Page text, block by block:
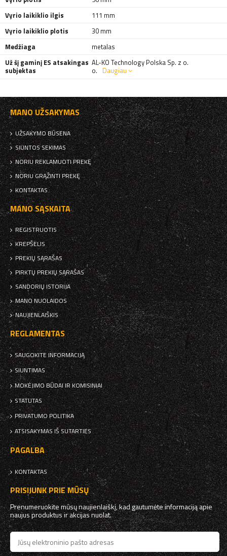
Vyrio laikiklio ilgis
111 mm
Vyrio laikiklio plotis
30 mm
Medžiaga
metalas
Už šį gaminį ES atsakingas
subjektas
AL-KO Technology Polska Sp. z o.
o. Daugiau
MANO UŽSAKYMAS
UŽSAKYMO BŪSENA
SIUNTOS SEKIMAS
NORIU REKLAMUOTI PREKĘ
NORIU GRĄŽINTI PREKĘ
KONTAKTAS
MANO SĄSKAITA
REGISTRUOTIS
KREPŠELIS
PREKIŲ SĄRAŠAS
PIRKTŲ PREKIŲ SĄRAŠAS
SANDORIŲ ISTORIJA
MANO NUOLAIDOS
NAUJIENLAIŠKIS
REGLAMENTAS
SAUGOKITE INFORMACIJĄ
SIUNTIMAS
MOKĖJIMO BŪDAI IR KOMISINIAI
STATUTAS
PRIVATUMO POLITIKA
ATSISAKYMAS IŠ SUTARTIES
PAGALBA
KONTAKTAS
PRISIJUNK PRIE MŪSŲ
Prenumeruokite mūsų naujienlaiškį, kad gautumėte informaciją apie
naujus produktus ir akcijas nuolat.